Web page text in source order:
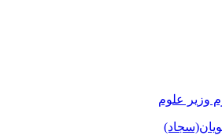
وزیر علوم